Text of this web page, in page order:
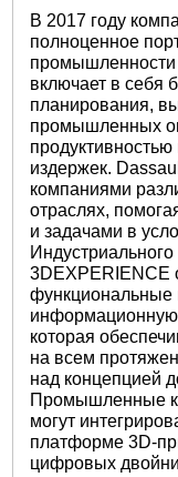
В 2017 году
полноценное
промышленности
включает в себя
планирования,
промышленных
издержек.
компаниями
отраслях,
и задачами в
3DEXPERIENCE
функциональные
информационную
которая
на всем
над концепцией
Промышленные
могут
платформе 3D-
цифровых